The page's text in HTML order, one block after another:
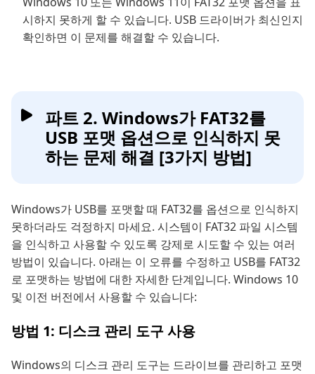
시하지 못하게 할 수 있습니다. USB 드라이버가 최신인지
확인하면 이 문제를 해결할 수 있습니다.
파트 2. Windows가 FAT32를
USB 포맷 옵션으로 인식하지 못
하는 문제 해결 [3가지 방법]
Windows가 USB를 포맷할 때 FAT32를 옵션으로 인식하지
못하더라도 걱정하지 마세요. 시스템이 FAT32 파일 시스템
을 인식하고 사용할 수 있도록 강제로 시도할 수 있는 여러
방법이 있습니다. 아래는 이 오류를 수정하고 USB를 FAT32
로 포맷하는 방법에 대한 자세한 단계입니다. Windows 10
및 이전 버전에서 사용할 수 있습니다:
방법 1: 디스크 관리 도구 사용
Windows의 디스크 관리 도구는 드라이브를 관리하고 포맷